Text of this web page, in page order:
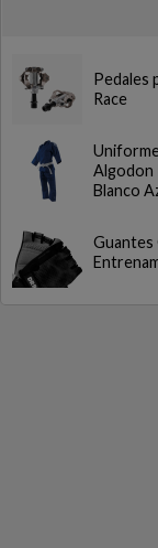
Pedales
Race
Algodon
Blanco
Guantes